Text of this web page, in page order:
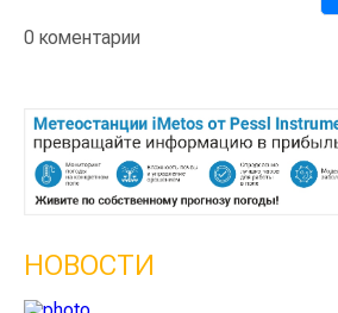
0 коментарии
НОВОСТИ